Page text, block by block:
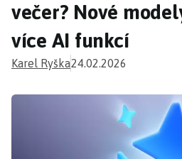
večer? Nové
více AI funkcí
Karel Ryška24.02.2026